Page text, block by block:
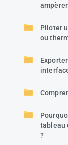
Piloter
ou
tableau
?